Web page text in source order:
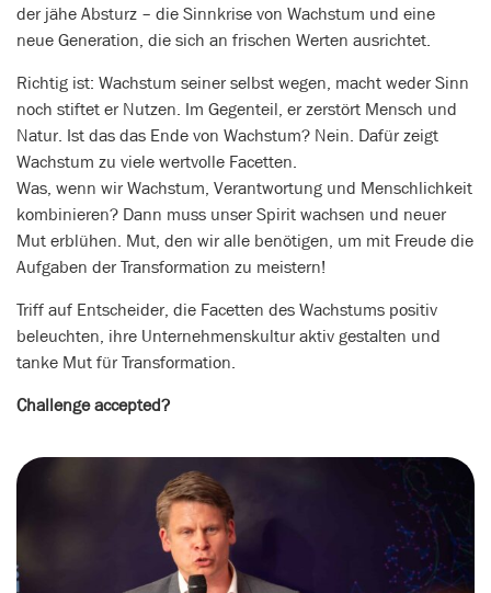
der jähe Absturz – die Sinnkrise von Wachstum und eine
neue Generation, die sich an frischen Werten ausrichtet.
Richtig ist: Wachstum seiner selbst wegen, macht weder Sinn
noch stiftet er Nutzen. Im Gegenteil, er zerstört Mensch und
Natur. Ist das das Ende von Wachstum? Nein. Dafür zeigt
Wachstum zu viele wertvolle Facetten.
Was, wenn wir Wachstum, Verantwortung und Menschlichkeit
kombinieren? Dann muss unser Spirit wachsen und neuer
Mut erblühen. Mut, den wir alle benötigen, um mit Freude die
Aufgaben der Transformation zu meistern!
Triff auf Entscheider, die Facetten des Wachstums positiv
beleuchten, ihre Unternehmenskultur aktiv gestalten und
tanke Mut für Transformation.
Challenge accepted?